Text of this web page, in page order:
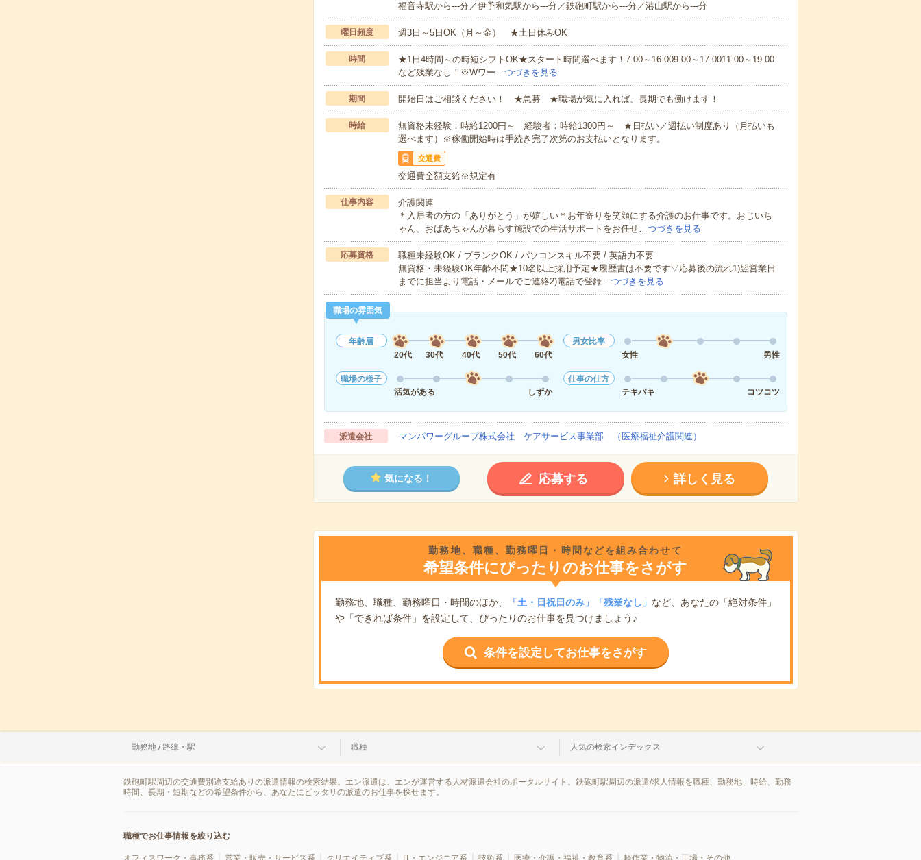
福音寺駅から---分／伊予和気駅から---分／鉄砲町駅から---分／港山駅から---分
曜日頻度 週3日～5日OK（月～金） ★土日休みOK
時間
★1日4時間～の時短シフトOK★スタート時間選べます！7:00～16:009:00～17:0011:00～19:00
など残業なし！※Wワー…つづきを見る
期間 開始日はご相談ください！ ★急募 ★職場が気に入れば、長期でも働けます！
時給
無資格未経験：時給1200円～ 経験者：時給1300円～ ★日払い／週払い制度あり（月払いも
選べます）※稼働開始時は手続き完了次第のお支払いとなります。
交通費
交通費全額支給※規定有
仕事内容
介護関連
＊入居者の方の「ありがとう」が嬉しい＊お年寄りを笑顔にする介護のお仕事です。おじいち
ゃん、おばあちゃんが暮らす施設での生活サポートをお任せ…つづきを見る
応募資格
職種未経験OK / ブランクOK / パソコンスキル不要 / 英語力不要
無資格・未経験OK年齢不問★10名以上採用予定★履歴書は不要です▽応募後の流れ1)翌営業日
までに担当より電話・メールでご連絡2)電話で登録…つづきを見る
職場の雰囲気
年齢層
20代
30代 40代 50代 60代
男女比率
女性
男性
職場の様子
活気がある
しずか
仕事の仕方
テキパキ
コツコツ
派遣会社 マンパワーグループ株式会社 ケアサービス事業部 （医療福祉介護関連）
気になる！ 応募する 詳しく見る
勤務地、職種、勤務曜日・時間などを組み合わせて
希望条件にぴったりのお仕事をさがす
勤務地、職種、勤務曜日・時間のほか、 「土・日祝日のみ」「残業なし」 など、あなたの「絶対条件」
や「できれば条件」を設定して、ぴったりのお仕事を見つけましょう♪
条件を設定してお仕事をさがす
勤務地 / 路線・駅 職種 人気の検索インデックス
鉄砲町駅周辺の交通費別途支給ありの派遣情報の検索結果。エン派遣は、エンが運営する人材派遣会社のポータルサイト。鉄砲町駅周辺の派遣/求人情報を職種、勤務地、時給、勤務
時間、長期・短期などの希望条件から、あなたにピッタリの派遣のお仕事を探せます。
職種でお仕事情報を絞り込む
オフィスワーク・事務系 営業・販売・サービス系 クリエイティブ系 IT・エンジニア系 技術系 医療・介護・福祉・教育系 軽作業・物流・工場・その他